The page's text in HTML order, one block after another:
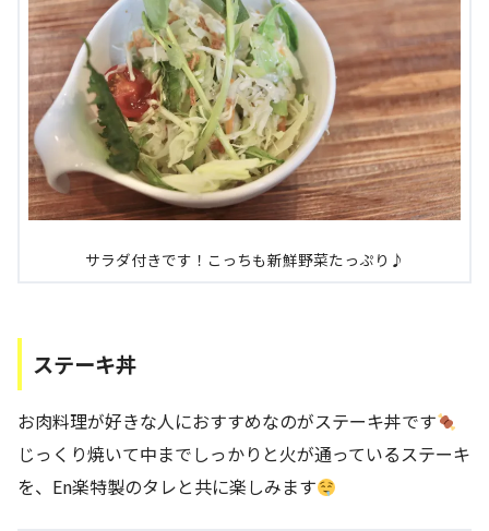
サラダ付きです！こっちも新鮮野菜たっぷり♪
ステーキ丼
お肉料理が好きな人におすすめなのがステーキ丼です
じっくり焼いて中までしっかりと火が通っているステーキ
を、En楽特製のタレと共に楽しみます